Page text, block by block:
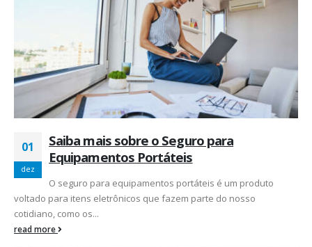
01
dez
Saiba mais sobre o Seguro para
Equipamentos Portáteis
O seguro para equipamentos portáteis é um produto
voltado para itens eletrônicos que fazem parte do nosso
cotidiano, como os...
read more